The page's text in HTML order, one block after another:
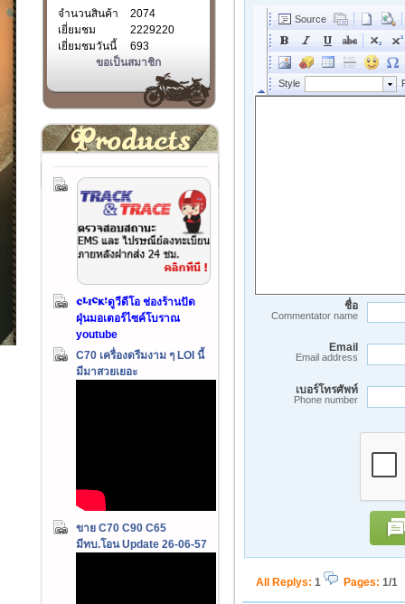
จำนวนสินค้า
2074
เยี่ยมชม
2229220
เยี่ยมชมวันนี้
693
ขอเป็นสมาชิก
ดูวีดีโอ ช่องร้านปัด
ฝุ่นมอเตอร์ไซค์โบราณ
youtube
C70 เครื่องดรีมงาม ๆ LOI นี้
มีมาสวยเยอะ
ขาย C70 C90 C65
มีทบ.โอน Update 26-06-57
ชื่อ
Commentator name
Email
Email address
เบอร์โทรศัพท์
Phone number
All Replys: 1 Pages: 1/1